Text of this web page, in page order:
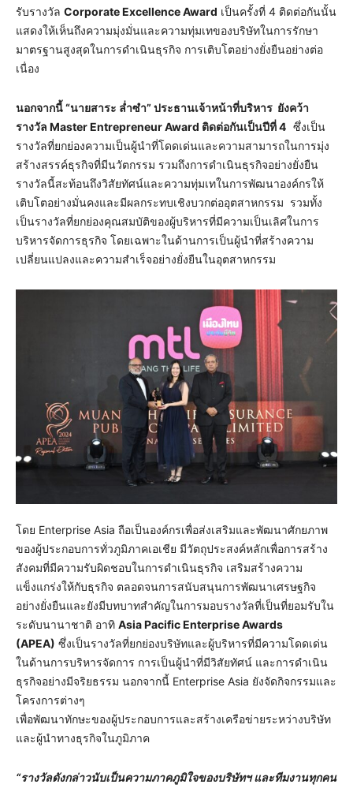
รับรางวัล Corporate Excellence Award เป็นครั้งที่ 4 ติดต่อกันนั้น
แสดงให้เห็นถึงความมุ่งมั่นและความทุ่มเทของบริษัทในการรักษา
มาตรฐานสูงสุดในการดำเนินธุรกิจ การเติบโตอย่างยั่งยืนอย่างต่อ
เนื่อง
นอกจากนี้ “นายสาระ ล่ำซำ” ประธานเจ้าหน้าที่บริหาร ยังคว้า
รางวัล Master Entrepreneur Award ติดต่อกันเป็นปีที่ 4 ซึ่งเป็น
รางวัลที่ยกย่องความเป็นผู้นำที่โดดเด่นและความสามารถในการมุ่ง
สร้างสรรค์ธุรกิจที่มีนวัตกรรม รวมถึงการดำเนินธุรกิจอย่างยั่งยืน
รางวัลนี้สะท้อนถึงวิสัยทัศน์และความทุ่มเทในการพัฒนาองค์กรให้
เติบโตอย่างมั่นคงและมีผลกระทบเชิงบวกต่ออุตสาหกรรม รวมทั้ง
เป็นรางวัลที่ยกย่องคุณสมบัติของผู้บริหารที่มีความเป็นเลิศในการ
บริหารจัดการธุรกิจ โดยเฉพาะในด้านการเป็นผู้นำที่สร้างความ
เปลี่ยนแปลงและความสำเร็จอย่างยั่งยืนในอุตสาหกรรม
โดย Enterprise Asia ถือเป็นองค์กรเพื่อส่งเสริมและพัฒนาศักยภาพ
ของผู้ประกอบการทั่วภูมิภาคเอเชีย มีวัตถุประสงค์หลักเพื่อการสร้าง
สังคมที่มีความรับผิดชอบในการดำเนินธุรกิจ เสริมสร้างความ
แข็งแกร่งให้กับธุรกิจ ตลอดจนการสนับสนุนการพัฒนาเศรษฐกิจ
อย่างยั่งยืนและยังมีบทบาทสำคัญในการมอบรางวัลที่เป็นที่ยอมรับใน
ระดับนานาชาติ อาทิ Asia Pacific Enterprise Awards
(APEA) ซึ่งเป็นรางวัลที่ยกย่องบริษัทและผู้บริหารที่มีความโดดเด่น
ในด้านการบริหารจัดการ การเป็นผู้นำที่มีวิสัยทัศน์ และการดำเนิน
ธุรกิจอย่างมีจริยธรรม นอกจากนี้ Enterprise Asia ยังจัดกิจกรรมและ
โครงการต่างๆ
เพื่อพัฒนาทักษะของผู้ประกอบการและสร้างเครือข่ายระหว่างบริษัท
และผู้นำทางธุรกิจในภูมิภาค
“รางวัลดังกล่าวนับเป็นความภาคภูมิใจของบริษัทฯ และทีมงานทุกคน